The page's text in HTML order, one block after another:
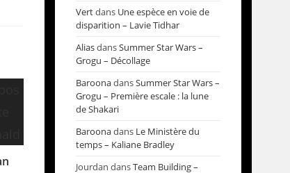
Vertdans Une espèce en voie de
disparition – Lavie Tidhar
AliasdansSummer Star Wars –
Grogu – Décollage
BaroonadansSummer Star Wars –
Grogu – Première escale : la lune
de Shakari
Baroonadans Le Ministère du
temps – Kaliane Bradley
Jourdan dansTeam Building –